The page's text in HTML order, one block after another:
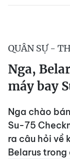
QUÂN SỰ -
Nga,
máy bay
Nga chào
Su-75
ra câu hỏi về
Belarus trong